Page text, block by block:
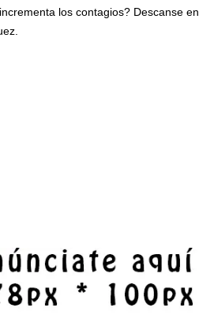
los contagios? Descanse en